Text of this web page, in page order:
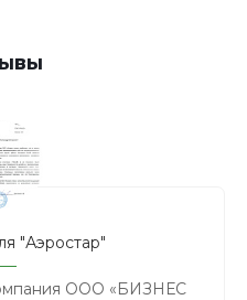
"Аэростар"
ООО «БИЗНЕС